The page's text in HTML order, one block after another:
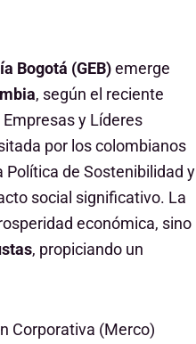
Bogotá (GEB)emerge
, según el reciente
y Líderes
por los colombianos
de Sostenibilidad y
social significativo. La
económica, sino
, propiciando un
Corporativa (Merco)